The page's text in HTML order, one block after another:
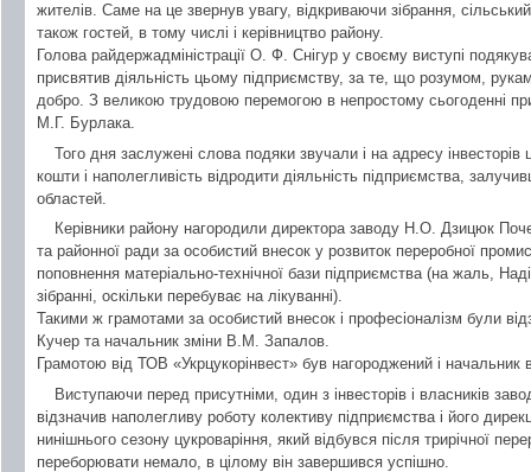
жителів. Саме на це звернув увагу, відкриваючи зібрання,
також гостей, в тому числі і керівництво району.
Голова райдержадміністрації О. Ф. Снігур у своєму виступі
присвятив діяльність цьому підприємству, за те, що розумом,
добро. З великою трудовою перемогою в непростому сьогоденні
М.Г. Бурлака.
Того дня заслужені слова подяки звучали і на адресу
кошти і наполегливість відродити діяльність підприємства,
областей.
Керівники району нагородили директора заводу Н.О. Дзицюк
та районної ради за особистий внесок у розвиток переробної
поповнення матеріально-технічної бази підприємства (на жаль,
зібранні, оскільки перебуває на лікуванні).
Такими ж грамотами за особистий внесок і професіоналізм були
Кучер та начальник зміни В.М. Запалов.
Грамотою від ТОВ «Укрцукорінвест» був нагороджений і начальник
Виступаючи перед присутніми, один з інвесторів і власників
відзначив наполегливу роботу колективу підприємства і його
нинішнього сезону цукроваріння, який відбувся після трирічної
переборювати немало, в цілому він завершився успішно.